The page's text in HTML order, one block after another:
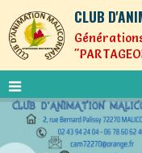
CLUB